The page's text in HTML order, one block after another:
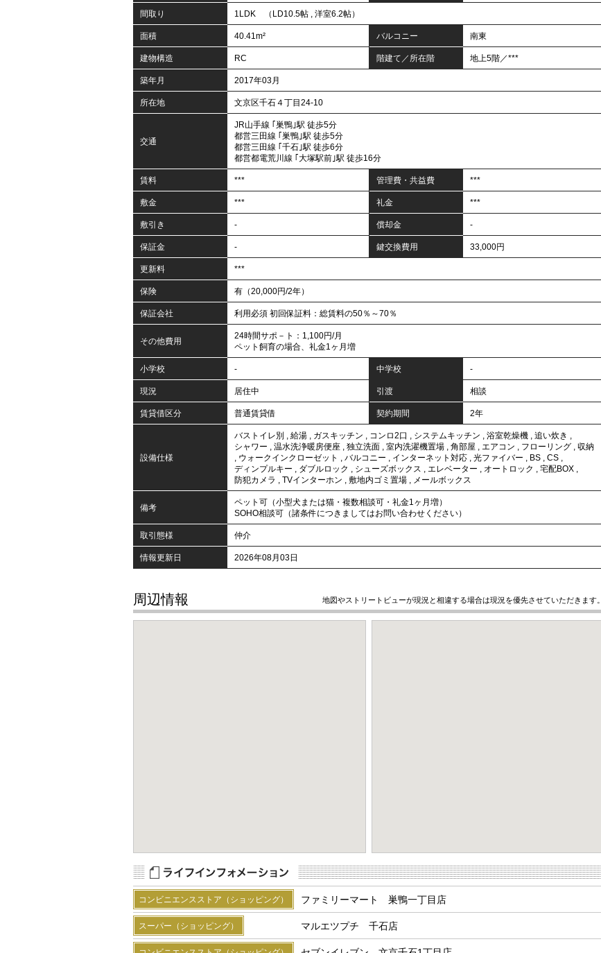
間取り 1LDK （LD10.5帖 , 洋室6.2帖）
面積 40.41m² バルコニー 南東
建物構造 RC 階建て／所在階 地上5階／***
築年月 2017年03月
所在地 文京区千石４丁目24-10
交通
JR山手線 ｢巣鴨｣駅 徒歩5分
都営三田線 ｢巣鴨｣駅 徒歩5分
都営三田線 ｢千石｣駅 徒歩6分
都営都電荒川線 ｢大塚駅前｣駅 徒歩16分
賃料 *** 管理費・共益費 ***
敷金 *** 礼金 ***
敷引き - 償却金 -
保証金 - 鍵交換費用 33,000円
更新料 ***
保険 有（20,000円/2年）
保証会社 利用必須 初回保証料：総賃料の50％～70％
その他費用
24時間サポ－ト：1,100円/月
ペット飼育の場合、礼金1ヶ月増
小学校 - 中学校 -
現況 居住中 引渡 相談
賃貸借区分 普通賃貸借 契約期間 2年
設備仕様
バストイレ別 , 給湯 , ガスキッチン , コンロ2口 , システムキッチン , 浴室乾燥機 , 追い炊き ,
シャワー , 温水洗浄暖房便座 , 独立洗面 , 室内洗濯機置場 , 角部屋 , エアコン , フローリング , 収納
, ウォークインクローゼット , バルコニー , インターネット対応 , 光ファイバー , BS , CS ,
ディンプルキー , ダブルロック , シューズボックス , エレベーター , オートロック , 宅配BOX ,
防犯カメラ , TVインターホン , 敷地内ゴミ置場 , メールボックス
備考
ペット可（小型犬または猫・複数相談可・礼金1ヶ月増）
SOHO相談可（諸条件につきましてはお問い合わせください）
取引態様 仲介
情報更新日 2026年08月03日
周辺情報 地図やストリートビューが現況と相違する場合は現況を優先させていただきます。
コンビニエンスストア（ショッピング） ファミリーマート 巣鴨一丁目店
スーパー（ショッピング） マルエツプチ 千石店